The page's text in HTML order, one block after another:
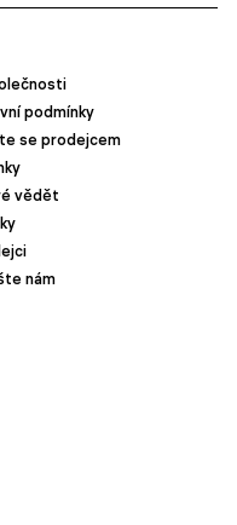
podmínky
se prodejcem
vědět
nám